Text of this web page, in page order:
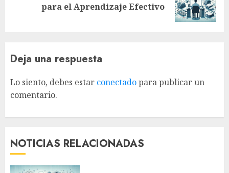
entrada:para el Aprendizaje Efectivo
Deja una respuesta
Lo siento, debes estar conectadopara publicar un
comentario.
NOTICIAS RELACIONADAS